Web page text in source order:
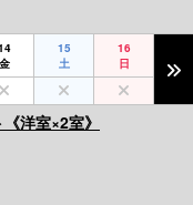
金
15
土
16
日
洋室×2室》